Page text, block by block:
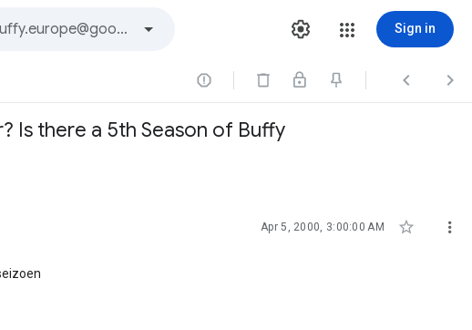
Sign in
  
Is there a 5th Season of Buffy
Apr 5, 2000, 3:00:00 AM  